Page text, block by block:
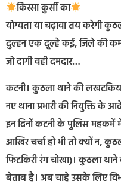
किस्सा कुर्सी का
योग्यता या चढ़ावा तय करेगी
दुल्हन एक दूल्हे कई, जिले की
जो दागी वही दमदार…
कटनी। कुठला थाने की
नए थाना प्रभारी की नियुक्ति के
इन दिनों कटनी के पुलिस महकमें
आखिर चर्चा हो भी तो क्यों न,
फिटकिरी रंग चोखा)। कुठला
बेताब है। अब चाहे उसके लिए